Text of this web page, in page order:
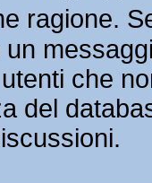
ragione.
che
del